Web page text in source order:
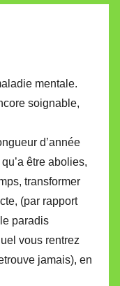
mentale.
soignable,
d’année
être abolies,
transformer
(par rapport
paradis
vous rentrez
jamais), en